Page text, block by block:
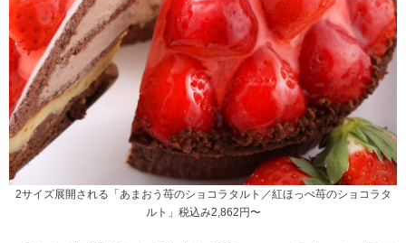
2サイズ展開される「あまおう苺のショコラタルト／紅ほっぺ苺のショコラタ
ルト」税込み2,862円〜